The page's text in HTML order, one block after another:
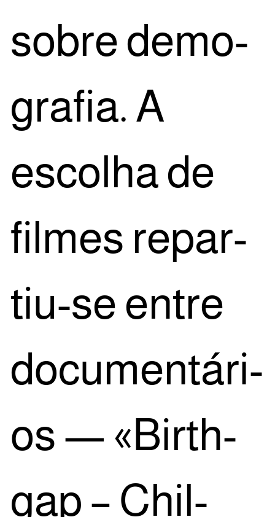
sobre demo­
gra­fia. A
esco­lha de
fil­mes repar­
tiu-se entre
docu­men­tá­ri­
os — «Birth­
gap – Chil­